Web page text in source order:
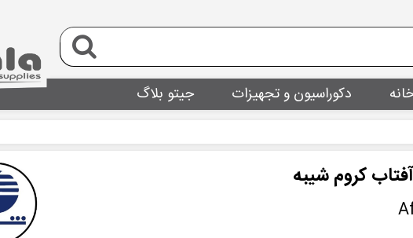
دکوراسیون و تجهیزات جیتو بلاگ
کروم شیبه